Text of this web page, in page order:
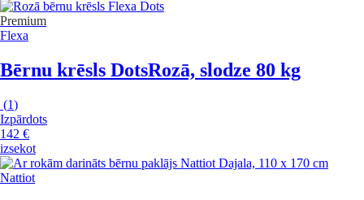
Premium
Flexa
Bērnu krēsls DotsRozā, slodze 80 kg
(1)
Izpārdots
142 €
izsekot
Nattiot